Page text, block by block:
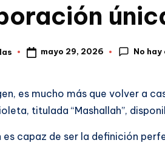
mayo 29, 2026 No
es mucho más que volver a
titulada “Mashallah”,
es capaz de ser la definición